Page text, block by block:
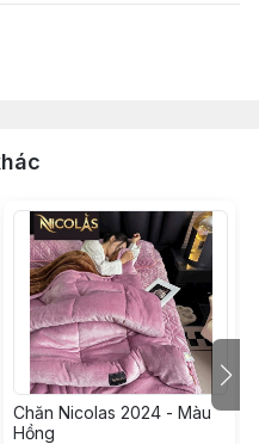
Chăn Nicolas 2024 - Màu
Hồng